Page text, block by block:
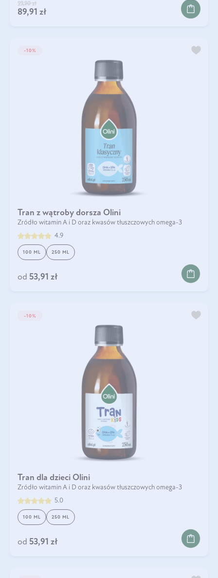
89,91 zł
99,90 zł
-10%
Tran z wątroby dorsza Olini
Źródło witamin A i D oraz kwasów tłuszczowych omega-3
4.9
100 ML 250 ML
od 53,91 zł
KIDS
-10%
Tran dla dzieci Olini
Źródło witamin A i D oraz kwasów tłuszczowych omega-3
5.0
100 ML 250 ML
od 53,91 zł